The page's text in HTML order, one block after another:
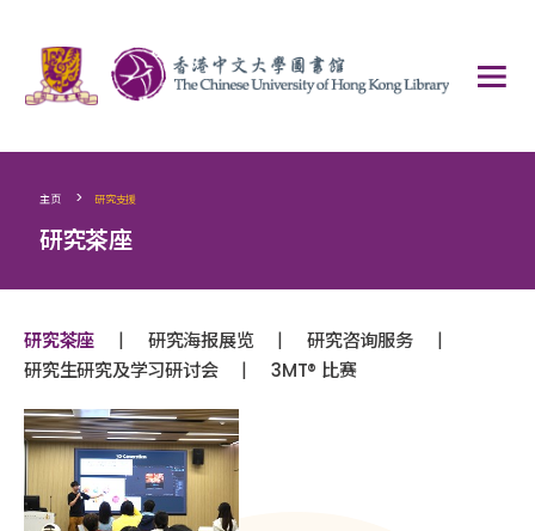
主页 > 研究支援
研究茶座
研究茶座 | 研究海报展览 | 研究咨询服务 |
研究生研究及学习研讨会 | 3MT® 比赛